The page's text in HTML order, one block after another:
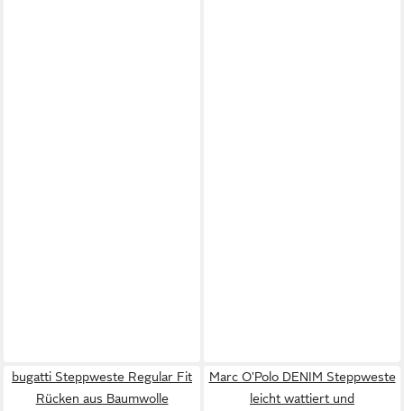
bugatti Steppweste Regular Fit
Rücken aus Baumwolle
Marc O'Polo DENIM Steppweste
leicht wattiert und